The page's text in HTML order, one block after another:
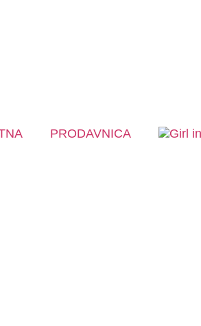
PRODAVNICA